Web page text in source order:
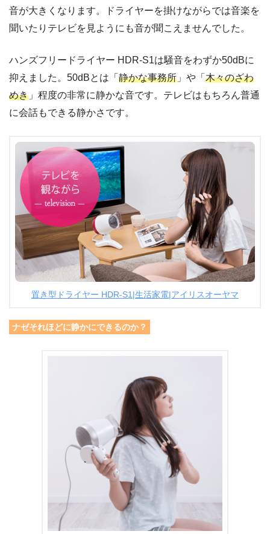
音が大きくなります。ドライヤーを掛けながらでは音楽を
聞いたりテレビを見ようにも音が聞こえませんでした。
ハンズフリードライヤー HDR-S1は騒音をわずか50dBに
抑えました。50dBとは「 静かな事務所 」や「 木々のざわ
めき 」程度の非常に静かな音です。テレビはもちろん普通
に会話もできる静かさです。
置き型ドライヤー HDR-S1|生活家電|アイリスオーヤマ
ナゼそれほどに静かにできるのか？